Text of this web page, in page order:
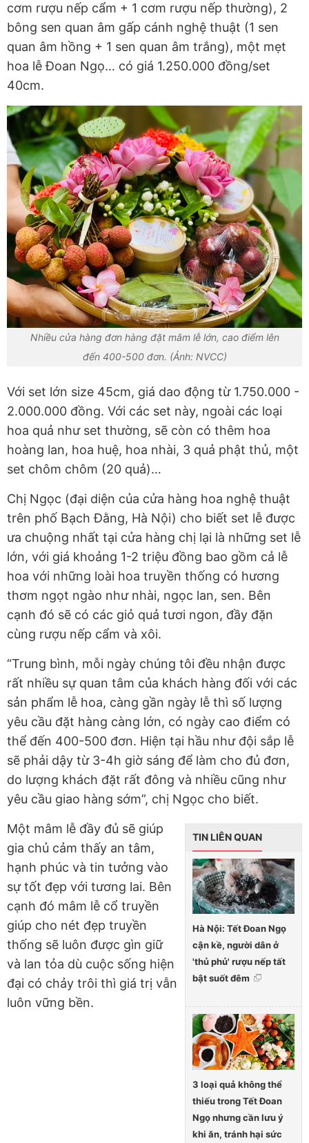
cơm rượu nếp cẩm + 1 cơm rượu nếp thường), 2
bông sen quan âm gấp cánh nghệ thuật (1 sen
quan âm hồng + 1 sen quan âm trắng), một mẹt
hoa lễ Đoan Ngọ… có giá 1.250.000 đồng/set
40cm.
Nhiều cửa hàng đơn hàng đặt mâm lễ lớn, cao điểm lên
đến 400-500 đơn. (Ảnh: NVCC)
Với set lớn size 45cm, giá dao động từ 1.750.000 -
2.000.000 đồng. Với các set này, ngoài các loại
hoa quả như set thường, sẽ còn có thêm hoa
hoàng lan, hoa huệ, hoa nhài, 3 quả phật thủ, một
set chôm chôm (20 quả)…
Chị Ngọc (đại diện của cửa hàng hoa nghệ thuật
trên phố Bạch Đằng, Hà Nội) cho biết set lễ được
ưa chuộng nhất tại cửa hàng chị lại là những set lễ
lớn, với giá khoảng 1-2 triệu đồng bao gồm cả lễ
hoa với những loài hoa truyền thống có hương
thơm ngọt ngào như nhài, ngọc lan, sen. Bên
cạnh đó sẽ có các giỏ quả tươi ngon, đầy đặn
cùng rượu nếp cẩm và xôi.
“Trung bình, mỗi ngày chúng tôi đều nhận được
rất nhiều sự quan tâm của khách hàng đối với các
sản phẩm lễ hoa, càng gần ngày lễ thì số lượng
yêu cầu đặt hàng càng lớn, có ngày cao điểm có
thể đến 400-500 đơn. Hiện tại hầu như đội sắp lễ
sẽ phải dậy từ 3-4h giờ sáng để làm cho đủ đơn,
do lượng khách đặt rất đông và nhiều cũng như
yêu cầu giao hàng sớm”, chị Ngọc cho biết.
TIN LIÊN QUAN
Hà Nội: Tết Đoan Ngọ
cận kề, người dân ở
'thủ phủ' rượu nếp tất
bật suốt đêm
3 loại quả không thể
thiếu trong Tết Đoan
Ngọ nhưng cần lưu ý
khi ăn, tránh hại sức
Một mâm lễ đầy đủ sẽ giúp
gia chủ cảm thấy an tâm,
hạnh phúc và tin tưởng vào
sự tốt đẹp với tương lai. Bên
cạnh đó mâm lễ cổ truyền
giúp cho nét đẹp truyền
thống sẽ luôn được gìn giữ
và lan tỏa dù cuộc sống hiện
đại có chảy trôi thì giá trị vẫn
luôn vững bền.